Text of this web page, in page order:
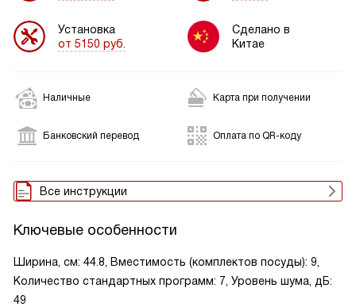
Установка
от 5150 руб.
Сделано в
Китае
Наличные Карта при получении
Банковский перевод Оплата по QR-коду
Все инструкции
Ключевые особенности
Ширина, см: 44.8, Вместимость (комплектов посуды): 9,
Количество стандартных программ: 7, Уровень шума, дБ:
49